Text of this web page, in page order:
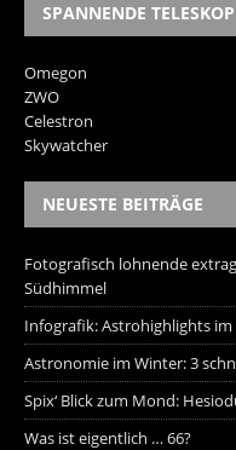
SPANNENDE
Omegon
ZWO
Celestron
Skywatcher
NEUESTE BEITRÄGE
Fotografisch lohnende
Südhimmel
Infografik: Astrohighlights im
Astronomie im Winter: 3
Spix‘ Blick zum Mond:
Was ist eigentlich … 66?